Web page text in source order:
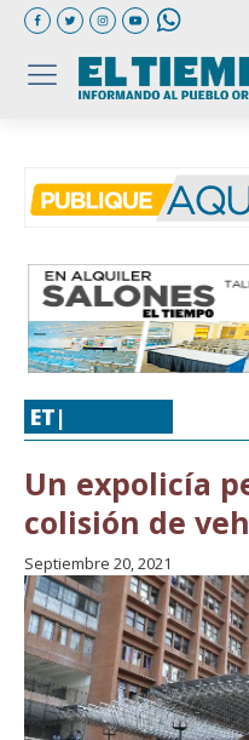
ET|
Un expolicía
colisión de
Septiembre 20, 2021